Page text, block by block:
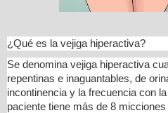
¿Qué es la vejiga hiperactiva?
Se denomina vejiga hiperactiva
repentinas e inaguantables, de
incontinencia y la frecuencia con
paciente tiene más de 8